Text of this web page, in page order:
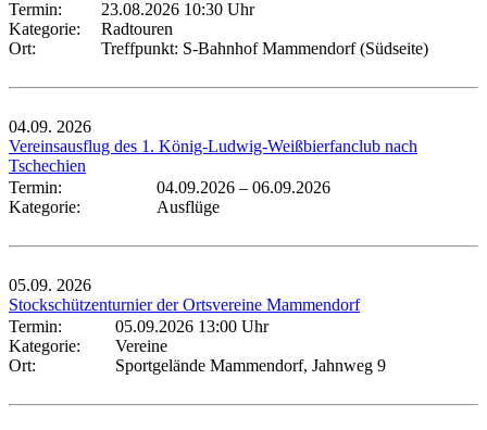
Termin:
23.08.2026 10:30 Uhr
Kategorie:
Radtouren
Ort:
Treffpunkt: S-Bahnhof Mammendorf (Südseite)
04.09. 2026
Vereinsausflug des 1. König-Ludwig-Weißbierfanclub nach
Tschechien
Termin:
04.09.2026 – 06.09.2026
Kategorie:
Ausflüge
05.09. 2026
Stockschützenturnier der Ortsvereine Mammendorf
Termin:
05.09.2026 13:00 Uhr
Kategorie:
Vereine
Ort:
Sportgelände Mammendorf, Jahnweg 9